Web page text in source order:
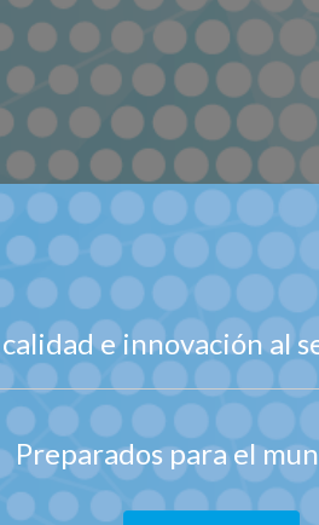
e innovación al
Preparados para el